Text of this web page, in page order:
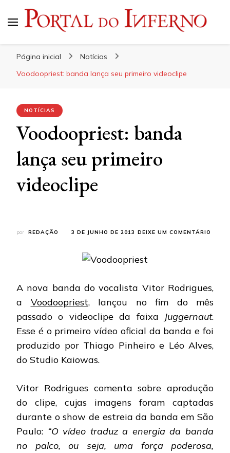
Página inicial
Notícias
Voodoopriest: banda lança seu primeiro videoclipe
NOTÍCIAS
Voodoopriest: banda
lança seu primeiro
videoclipe
por REDAÇÃO 3 DE JUNHO DE 2013 DEIXE UM COMENTÁRIO
A nova banda do vocalista Vitor Rodrigues,
a Voodoopriest, lançou no fim do mês
passado o videoclipe da faixa Juggernaut.
Esse é o primeiro vídeo oficial da banda e foi
produzido por Thiago Pinheiro e Léo Alves,
do Studio Kaiowas.
Vitor Rodrigues comenta sobre aprodução
do clipe, cujas imagens foram captadas
durante o show de estreia da banda em São
Paulo: “O vídeo traduz a energia da banda
no palco, ou seja, uma força poderosa,